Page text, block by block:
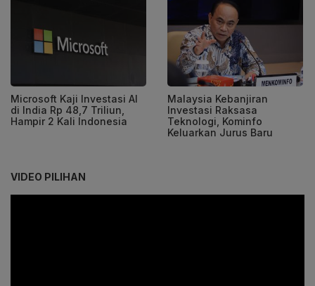
Microsoft Kaji Investasi AI
di India Rp 48,7 Triliun,
Hampir 2 Kali Indonesia
Malaysia Kebanjiran
Investasi Raksasa
Teknologi, Kominfo
Keluarkan Jurus Baru
VIDEO PILIHAN